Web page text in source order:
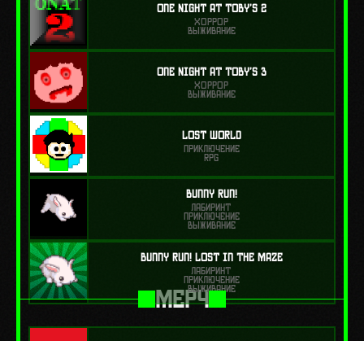
One Night at Toby's 2
ХОРРОР
ВЫЖИВАНИЕ
One Night at Toby's 3
ХОРРОР
ВЫЖИВАНИЕ
Lost World
ПРИКЛЮЧЕНИЕ
RPG
Bunny Run!
ЛАБИРИНТ
ПРИКЛЮЧЕНИЕ
ВЫЖИВАНИЕ
Bunny Run! Lost in the Maze
ЛАБИРИНТ
ПРИКЛЮЧЕНИЕ
ВЫЖИВАНИЕ
МЕРЧ